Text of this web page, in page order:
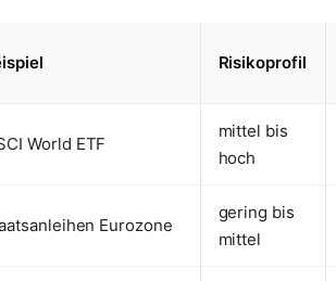
Risikoprofil
World ETF
mittel bis
hoch
Eurozone
gering bis
mittel